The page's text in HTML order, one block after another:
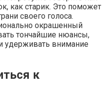
как старик. Это поможет
своего голоса.
окрашенный
тончайшие нюансы,
удерживать внимание
к